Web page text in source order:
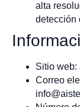
alta
detección
Sitio web:
Correo